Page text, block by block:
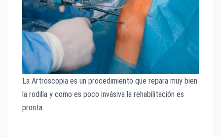
La Artroscopia es un procedimiento que repara muy bien
la rodilla y como es poco invásiva la rehabilitación es
pronta.